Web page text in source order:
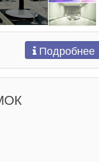
Подробнее